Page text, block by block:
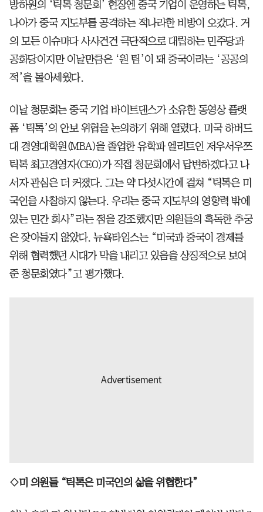
방하원의 ‘틱톡 청문회’ 현장엔 중국 기업이 운영하는 틱톡,
나아가 중국 지도부를 공격하는 적나라한 비방이 오갔다. 거
의 모든 이슈마다 사사건건 극단적으로 대립하는 민주당과
공화당이지만 이날만큼은 ‘원 팀’이 돼 중국이라는 ‘공공의
적’을 몰아세웠다.
이날 청문회는 중국 기업 바이트댄스가 소유한 동영상 플랫
폼 ‘틱톡’의 안보 위협을 논의하기 위해 열렸다. 미국 하버드
대 경영대학원(MBA)을 졸업한 유학파 엘리트인 저우서우쯔
틱톡 최고경영자(CEO)가 직접 청문회에서 답변하겠다고 나
서자 관심은 더 커졌다. 그는 약 다섯시간에 걸쳐 “틱톡은 미
국인을 사찰하지 않는다. 우리는 중국 지도부의 영향력 밖에
있는 민간 회사”라는 점을 강조했지만 의원들의 혹독한 추궁
은 잦아들지 않았다. 뉴욕타임스는 “미국과 중국이 경제를
위해 협력했던 시대가 막을 내리고 있음을 상징적으로 보여
준 청문회였다”고 평가했다.
◇미 의원들 “틱톡은 미국인의 삶을 위협한다”